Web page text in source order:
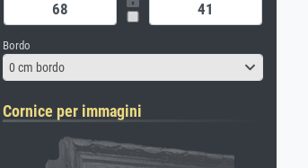
Bordo
0 cm bordo
Cornice per immagini